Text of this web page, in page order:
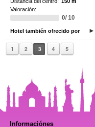
Valoración:
0/ 10
Hotel también ofrecido por
1 2 3 4 5
Informaciónes